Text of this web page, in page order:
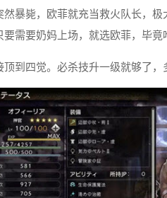
然暴毙，欧菲就充当救火队长，
需要奶妈上场，就选欧菲，毕竟
到四觉。必杀技升一级就够了，